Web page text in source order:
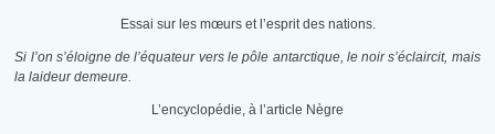
Essai sur les mœurs et l’esprit des nations.
Si l’on s’éloigne de l’équateur vers le pôle antarctique, le noir s’éclaircit, mais
la laideur demeure.
L’encyclopédie, à l’article Nègre